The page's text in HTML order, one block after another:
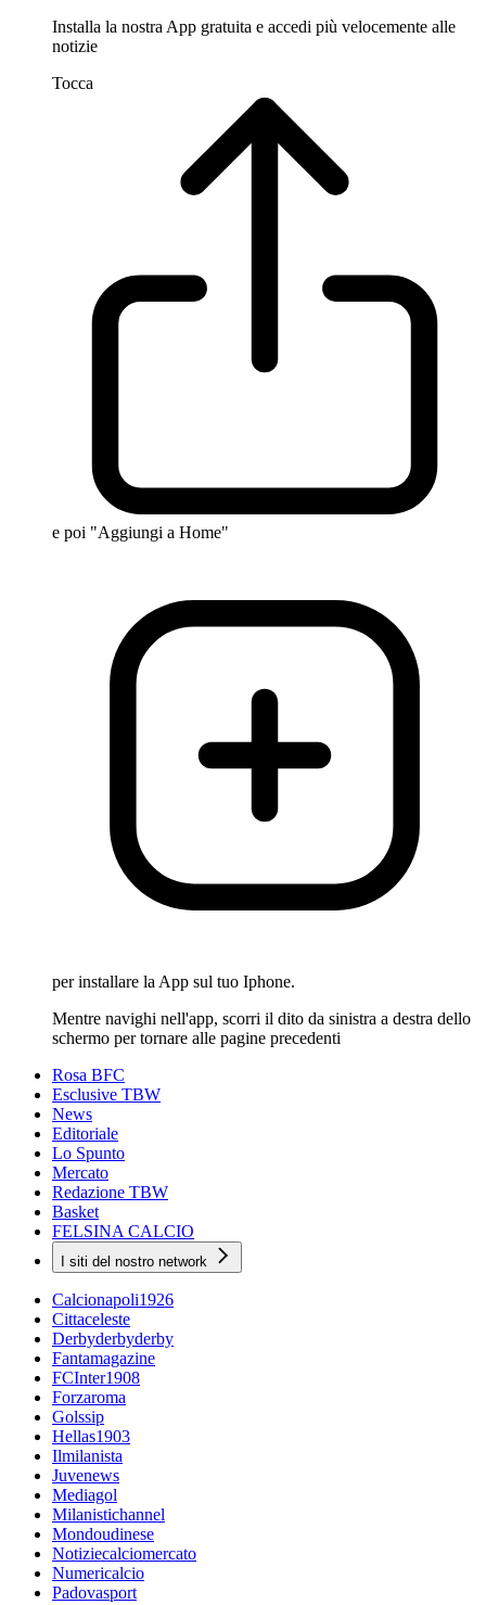
Installa la nostra App gratuita e accedi più velocemente alle
notizie
Tocca
e poi "Aggiungi a Home"
per installare la App sul tuo Iphone.
Mentre navighi nell'app, scorri il dito da sinistra a destra dello
schermo per tornare alle pagine precedenti
Rosa BFC
Esclusive TBW
News
Editoriale
Lo Spunto
Mercato
Redazione TBW
Basket
FELSINA CALCIO
I siti del nostro network
Calcionapoli1926
Cittaceleste
Derbyderbyderby
Fantamagazine
FCInter1908
Forzaroma
Golssip
Hellas1903
Ilmilanista
Juvenews
Mediagol
Milanistichannel
Mondoudinese
Notiziecalciomercato
Numericalcio
Padovasport